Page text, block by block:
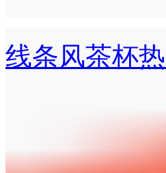
线条风茶杯